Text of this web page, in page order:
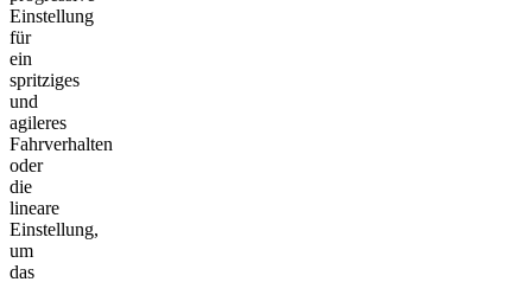
Einstellung
für
ein
spritziges
und
agileres
Fahrverhalten
oder
die
lineare
Einstellung,
um
das